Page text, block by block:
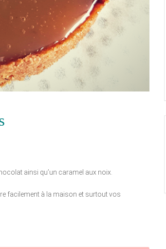
ainsi qu’un caramel aux noix.
facilement à la maison et surtout vos